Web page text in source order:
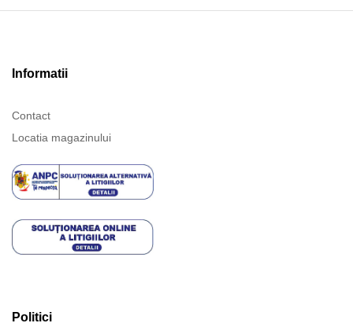
Informatii
Contact
Locatia magazinului
Politici